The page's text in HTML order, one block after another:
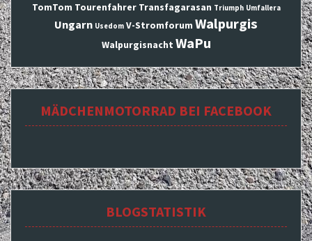
TomTom Tourenfahrer Transfagarasan Triumph Umfallera
Ungarn Usedom V-Stromforum Walpurgis
Walpurgisnacht WaPu
MÄDCHENMOTORRAD BEI FACEBOOK
BLOGSTATISTIK